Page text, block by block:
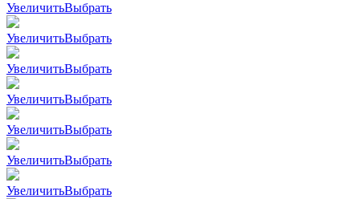
УвеличитьВыбрать
УвеличитьВыбрать
УвеличитьВыбрать
УвеличитьВыбрать
УвеличитьВыбрать
УвеличитьВыбрать
УвеличитьВыбрать